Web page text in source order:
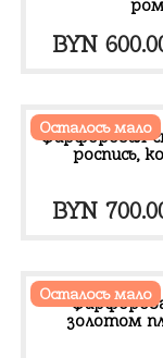
BYN
Осталось мало
Фарфоровая
роспись,
BYN
Осталось мало
золотом